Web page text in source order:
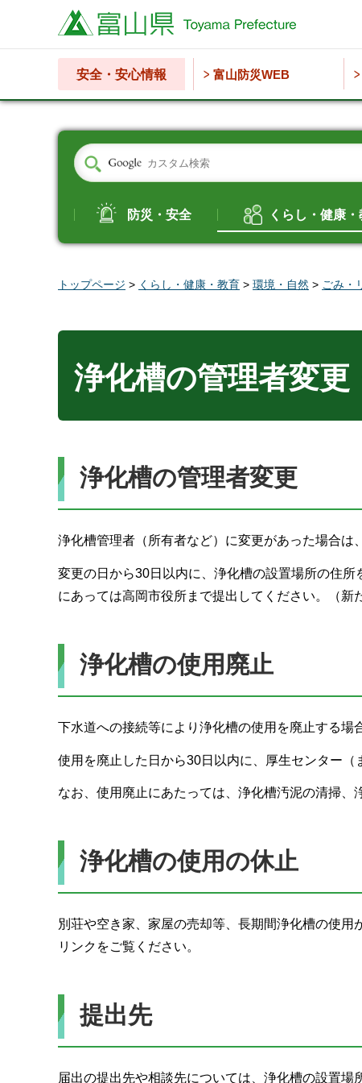
富山県
安全・安心情報 富山防災WEB
防災・安全 くらし・健康
トップページ > くらし・健康・教育 > 環境・自然 > ごみ・
浄化槽の管理者変
浄化槽の管理者変更
浄化槽管理者（所有者など）に変更があった場合は
変更の日から30日以内に、浄化槽の設置場所の住
にあっては高岡市役所まで提出してください。（新
浄化槽の使用廃止
下水道への接続等により浄化槽の使用を廃止する場
使用を廃止した日から30日以内に、厚生センター（
なお、使用廃止にあたっては、浄化槽汚泥の清掃、
浄化槽の使用の休止
別荘や空き家、家屋の売却等、長期間浄化槽の使
リンクをご覧ください。
提出先
届出の提出先や相談先については、浄化槽の設置場